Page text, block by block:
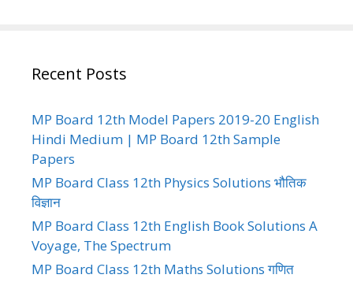
Recent Posts
MP Board 12th Model Papers 2019-20 English
Hindi Medium | MP Board 12th Sample
Papers
MP Board Class 12th Physics Solutions भौतिक
विज्ञान
MP Board Class 12th English Book Solutions A
Voyage, The Spectrum
MP Board Class 12th Maths Solutions गणित